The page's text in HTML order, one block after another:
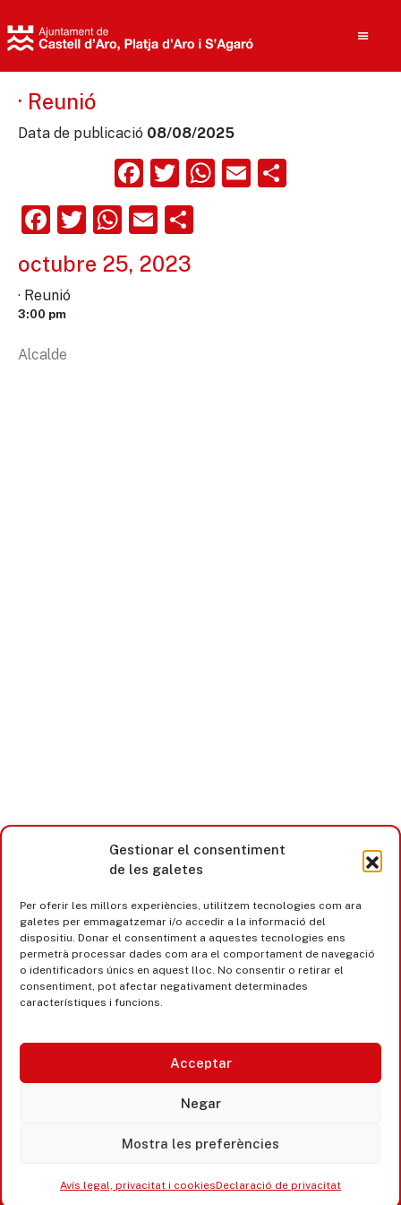
Gestionar el consentiment
de les galetes
Per oferir les millors experiències, utilitzem tecnologies com ara
galetes per emmagatzemar i/o accedir a la informació del
dispositiu. Donar el consentiment a aquestes tecnologies ens
permetrà processar dades com ara el comportament de navegació
o identificadors únics en aquest lloc. No consentir o retirar el
consentiment, pot afectar negativament determinades
característiques i funcions.
Acceptar
Negar
Mostra les preferències
Avís legal, privacitat i cookiesDeclaració de privacitat
· Reunió
Data de publicació 08/08/2025
Facebook
Twitter
WhatsApp
Email
Facebook
Twitter
WhatsApp
Email
octubre 25, 2023
· Reunió
3:00 pm
Alcalde
Castell d’Aro · Platja d’Aro · S’Agaró
365 www.platjadaro